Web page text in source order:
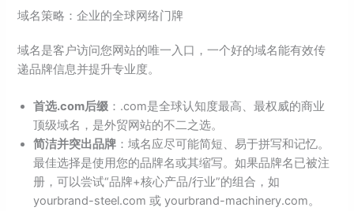
域名策略：企业的全球网络门牌
域名是客户访问您网站的唯一入口，一个好的域名能有效传
递品牌信息并提升专业度。
首选.com后缀 ：.com是全球认知度最高、最权威的商业
顶级域名，是外贸网站的不二之选。
简洁并突出品牌 ：域名应尽可能简短、易于拼写和记忆。
最佳选择是使用您的品牌名或其缩写。如果品牌名已被注
册，可以尝试“品牌+核心产品/行业”的组合，如
yourbrand-steel.com 或 yourbrand-machinery.com。